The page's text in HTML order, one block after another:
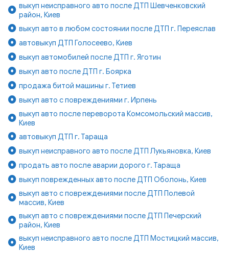
выкуп неисправного авто после ДТП Шевченковский
район, Киев
выкуп авто в любом состоянии после ДТП г. Переяслав
автовыкуп ДТП Голосеево, Киев
выкуп автомобилей после ДТП г. Яготин
выкуп авто после ДТП г. Боярка
продажа битой машины г. Тетиев
выкуп авто с повреждениями г. Ирпень
выкуп авто после переворота Комсомольский массив,
Киев
автовыкуп ДТП г. Тараща
выкуп неисправного авто после ДТП Лукьяновка, Киев
продать авто после аварии дорого г. Тараща
выкуп поврежденных авто после ДТП Оболонь, Киев
выкуп авто с повреждениями после ДТП Полевой
массив, Киев
выкуп авто с повреждениями после ДТП Печерский
район, Киев
выкуп неисправного авто после ДТП Мостицкий массив,
Киев